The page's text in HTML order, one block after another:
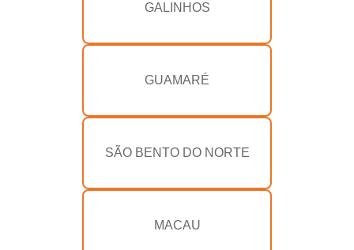
GALINHOS
GUAMARÉ
SÃO BENTO DO NORTE
MACAU